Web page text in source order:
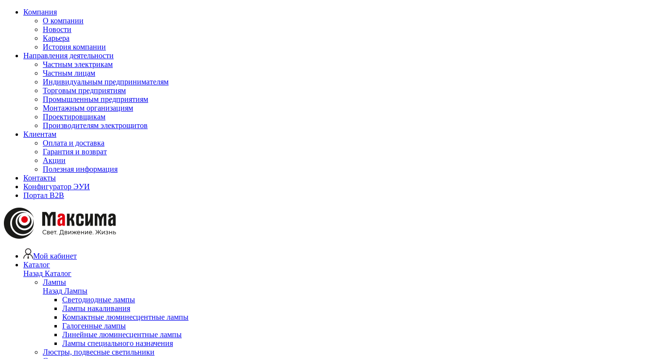
Компания
О компании
Новости
Карьера
История компании
Направления деятельности
Частным электрикам
Частным лицам
Индивидуальным предпринимателям
Торговым предприятиям
Промышленным предприятиям
Монтажным организациям
Проектировщикам
Производителям электрощитов
Клиентам
Оплата и доставка
Гарантия и возврат
Акции
Полезная информация
Контакты
Конфигуратор ЭУИ
Портал B2B
Мой кабинет
Каталог
Назад Каталог
Лампы
Назад Лампы
Светодиодные лампы
Лампы накаливания
Компактные люминесцентные лампы
Галогенные лампы
Линейные люминесцентные лампы
Лампы специального назначения
Люстры, подвесные светильники